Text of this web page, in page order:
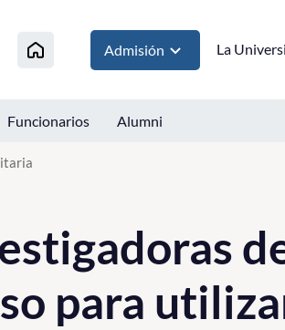
Admisión La
Funcionarios Alumni
para